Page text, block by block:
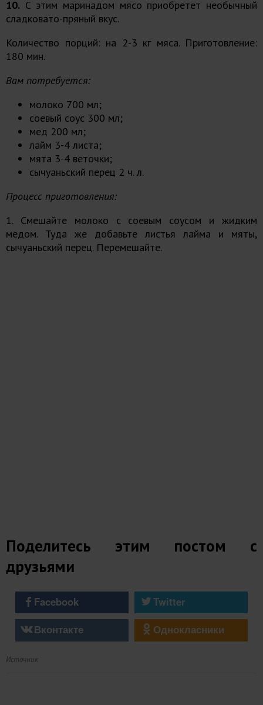
10. С этим маринадом мясо приобретет необычный
сладковато-пряный вкус.
Количество порций: на 2-3 кг мяса. Приготовление:
180 мин.
Вам потребуется:
молоко 700 мл;
соевый соус 300 мл;
мед 200 мл;
лайм 3-4 листа;
мята 3-4 веточки;
сычуаньский перец 2 ч. л.
Процесс приготовления:
1. Смешайте молоко с соевым соусом и жидким
медом. Туда же добавьте листья лайма и мяты,
сычуаньский перец. Перемешайте.
Поделитесь этим постом с
друзьями
Facebook
Twitter
Вконтакте
Однокласники
Источник